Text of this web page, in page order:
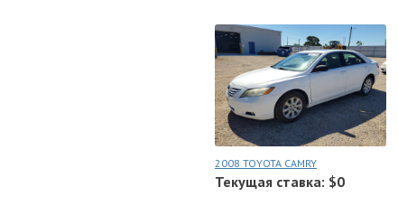
2008 TOYOTA CAMRY
Текущая ставка: $0